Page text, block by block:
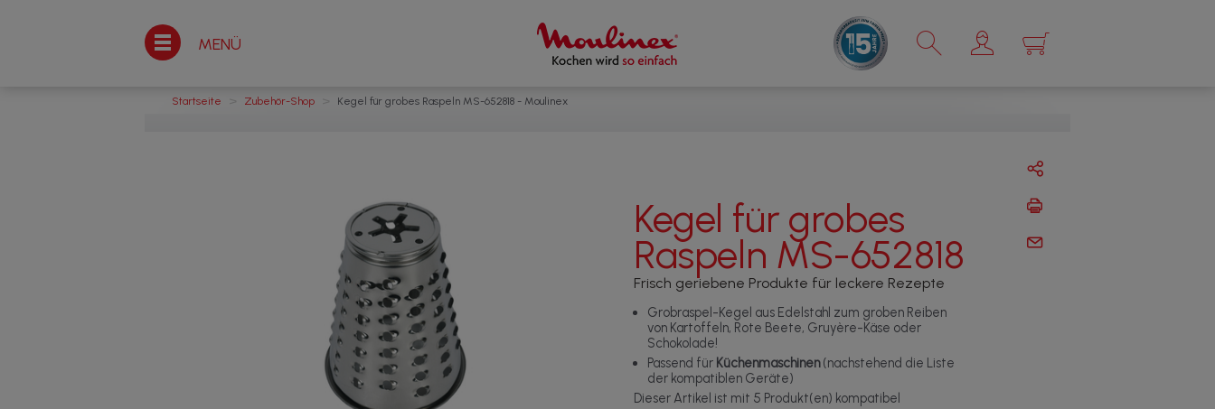
MENÜ ×
Startseite > Zubehör-Shop Kegel für grobes Raspeln MS-652818 - Moulinex
Kegel für grobes
Raspeln MS-652818
Frisch geriebene Produkte für leckere Rezepte
Grobraspel-Kegel aus Edelstahl zum groben Reiben
von Kartoffeln, Rote Beete, Gruyère-Käse oder
Schokolade!
Passend für Küchenmaschinen(nachstehend die Liste
der kompatiblen Geräte)
Dieser Artikel ist mit 5 Produkt(en) kompatibel